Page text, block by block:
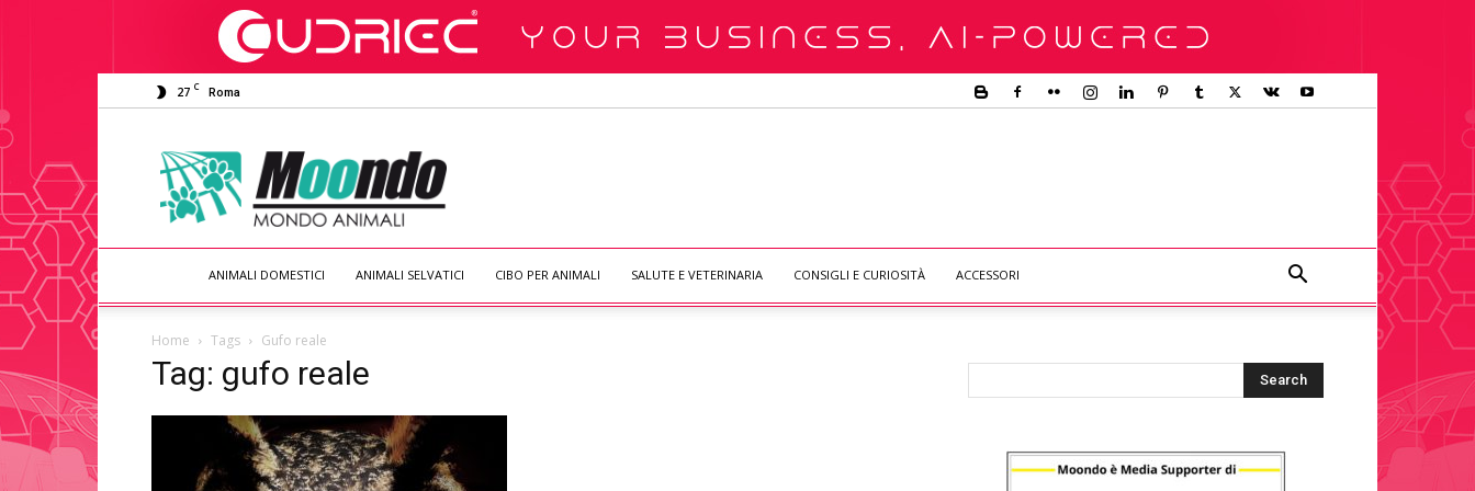
27 C Roma
Moondo
Animali
ANIMALI DOMESTICI ANIMALI SELVATICI CIBO PER ANIMALI SALUTE E VETERINARIA CONSIGLI E CURIOSITÀ ACCESSORI
Home Tags Gufo reale
Tag: gufo reale